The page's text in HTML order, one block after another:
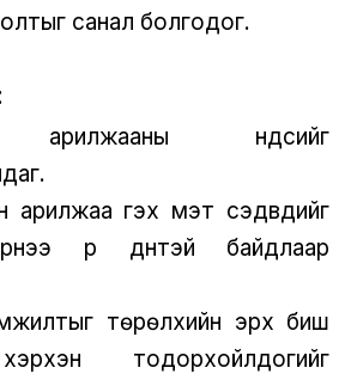
санал болгодог.
арилжааны үндсийг
арилжаа гэх мэт сэдвүүдийг
үр дүнтэй байдлаар
амжилтыг төрөлхийн эрх биш
тодорхойлдогийг